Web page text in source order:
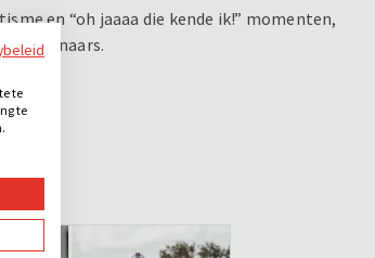
en “oh jaaaa die kende ik!” momenten,
de winnaars.
te
te